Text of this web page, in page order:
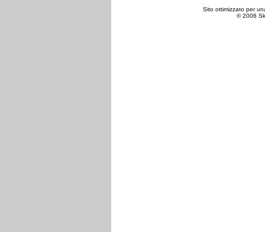
Sito ottimizzato per
© 2006